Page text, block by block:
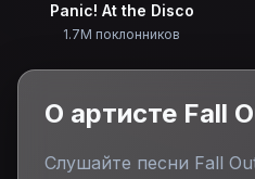
Panic! At the Disco
1.7M поклонников
О артисте Fall
Слушайте песни Fall